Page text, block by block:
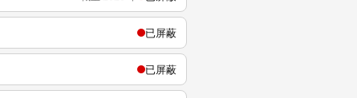
已屏蔽
已屏蔽